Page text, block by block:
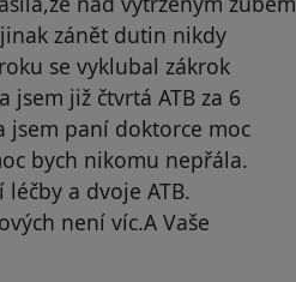
zánět dutin nikdy
se vyklubal zákrok
jsem již čtvrtá ATB za 6
jsem paní doktorce moc
bych nikomu nepřála.
a dvoje ATB.
není víc.A Vaše